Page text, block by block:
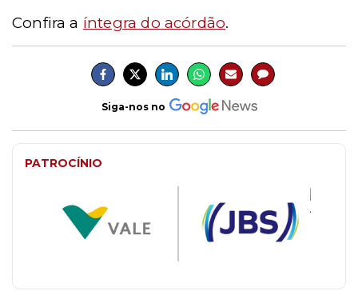
Confira a íntegra do acórdão.
Siga-nos no
PATROCÍNIO